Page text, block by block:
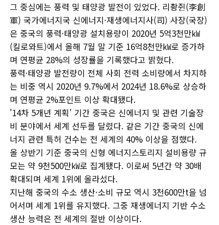
그 중심에는 풍력 및 태양광 발전이 있었다. 리촹쥔(李創
軍) 국가에너지국 신에너지·재생에너지사(司) 사장(국장)
은 중국의 풍력·태양광 설치용량이 2020년 5억3천만㎾
(킬로와트)에서 올해 7월 말 기준 16억8천만㎾로 증가하
며 연평균 28%의 성장률을 기록했다고 밝혔다.
풍력·태양광 발전량이 전체 사회 전력 소비량에서 차지하
는 비중 역시 2020년 9.7%에서 2024년 18.6%로 상승하
며 연평균 2%포인트 이상 확대됐다.
'14차 5개년 계획' 기간 중국은 신에너지 및 관련 기술장
비 분야에서 세계 선두를 달렸다. 같은 기간 중국의 신에
너지 관련 특허 건수는 전 세계의 40% 이상을 점했다.
올 상반기 기준 중국의 신형 에너지스토리지 설비용량 규
모는 약 9천500만㎾로 집계됐다. 이로써 5년간 약 30배
확대되며 세계 1위에 올라섰다.
지난해 중국의 수소 생산·소비 규모 역시 3천600만t을 넘
어서며 세계 1위를 유지했다. 그중 재생에너지 기반 수소
생산 능력은 전 세계의 절반 이상이다.